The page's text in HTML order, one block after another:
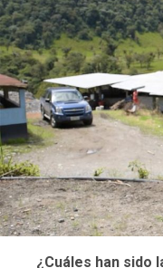
¿Cuáles han sido